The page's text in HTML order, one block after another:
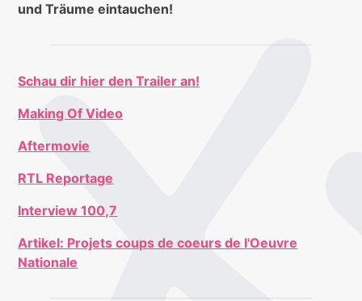
und Träume eintauchen!
Schau dir hier den Trailer an!
Making Of Video
Aftermovie
RTL Reportage
Interview 100,7
Artikel: Projets coups de coeurs de l'Oeuvre
Nationale